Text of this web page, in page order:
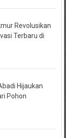
Revolusikan
Terbaru di
Hijaukan
Pohon